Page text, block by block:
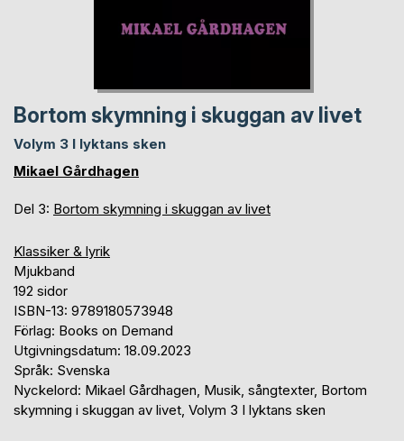
Bortom skymning i skuggan av livet
Volym 3 I lyktans sken
Mikael Gårdhagen
Del 3: Bortom skymning i skuggan av livet
Klassiker & lyrik
Mjukband
192 sidor
ISBN-13: 9789180573948
Förlag: Books on Demand
Utgivningsdatum: 18.09.2023
Språk: Svenska
Nyckelord: Mikael Gårdhagen, Musik, sångtexter, Bortom
skymning i skuggan av livet, Volym 3 I lyktans sken